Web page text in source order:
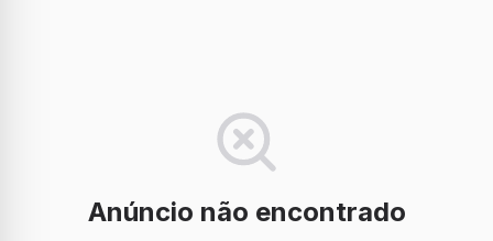
Anúncio não encontrado